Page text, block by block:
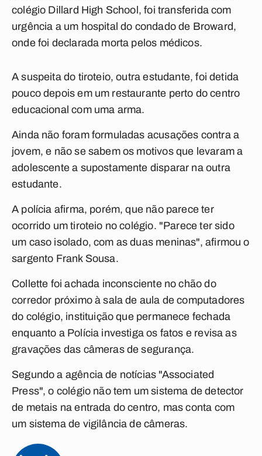
colégio Dillard High School, foi transferida com
urgência a um hospital do condado de Broward,
onde foi declarada morta pelos médicos.
A suspeita do tiroteio, outra estudante, foi detida
pouco depois em um restaurante perto do centro
educacional com uma arma.
Ainda não foram formuladas acusações contra a
jovem, e não se sabem os motivos que levaram a
adolescente a supostamente disparar na outra
estudante.
A polícia afirma, porém, que não parece ter
ocorrido um tiroteio no colégio. "Parece ter sido
um caso isolado, com as duas meninas", afirmou o
sargento Frank Sousa.
Collette foi achada inconsciente no chão do
corredor próximo à sala de aula de computadores
do colégio, instituição que permanece fechada
enquanto a Polícia investiga os fatos e revisa as
gravações das câmeras de segurança.
Segundo a agência de notícias "Associated
Press", o colégio não tem um sistema de detector
de metais na entrada do centro, mas conta com
um sistema de vigilância de câmeras.